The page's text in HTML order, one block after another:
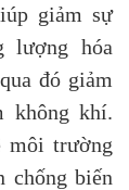
giảm sự
lượng hóa
đó giảm
không khí.
môi trường
chống biến